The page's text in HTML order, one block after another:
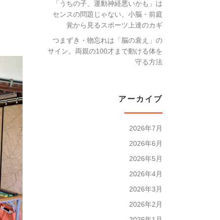
「うちの子、運動神経悪いかも」は
センスの問題じゃない。小脳・前庭
覚から見るスポーツ上達のカギ
つまずき・物忘れは「脳の衰え」の
サイン。両親の100才まで動ける体を
守る方法
アーカイブ
2026年7月
2026年6月
2026年5月
2026年4月
2026年3月
2026年2月